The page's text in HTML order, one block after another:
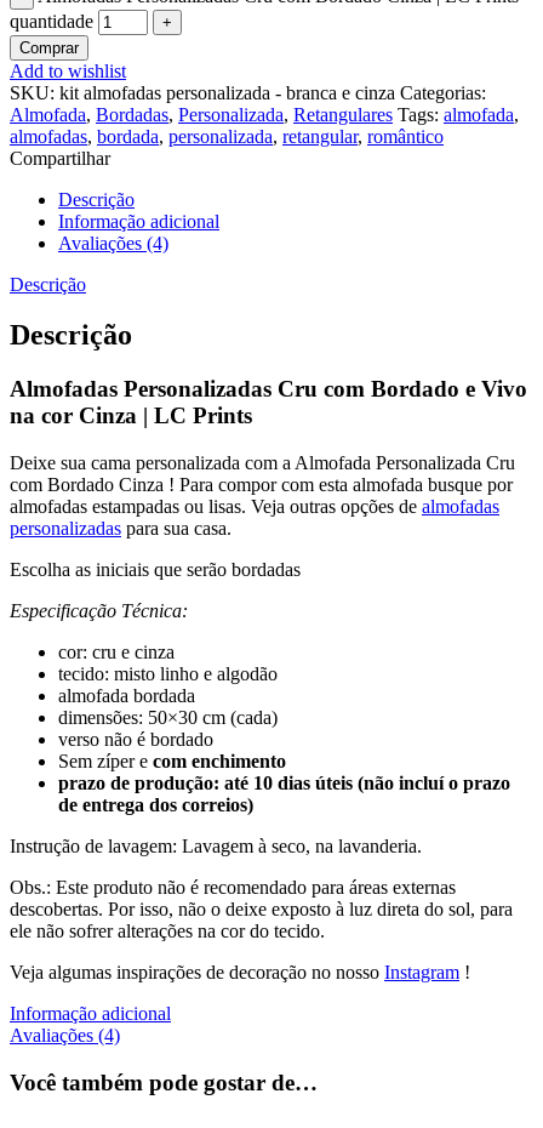
quantidade
Comprar
Add to wishlist
SKU: kit almofadas personalizada - branca e cinza Categorias:
Almofada, Bordadas, Personalizada, Retangulares Tags: almofada,
almofadas, bordada, personalizada, retangular, romântico
Compartilhar
Descrição
Informação adicional
Avaliações (4)
Descrição
Descrição
Almofadas Personalizadas Cru com Bordado e Vivo
na cor Cinza | LC Prints
Deixe sua cama personalizada com a Almofada Personalizada Cru
com Bordado Cinza ! Para compor com esta almofada busque por
almofadas estampadas ou lisas. Veja outras opções de almofadas
personalizadas para sua casa.
Escolha as iniciais que serão bordadas
Especificação Técnica:
cor: cru e cinza
tecido: misto linho e algodão
almofada bordada
dimensões: 50×30 cm (cada)
verso não é bordado
Sem zíper e com enchimento
prazo de produção: até 10 dias úteis (não incluí o prazo
de entrega dos correios)
Instrução de lavagem: Lavagem à seco, na lavanderia.
Obs.: Este produto não é recomendado para áreas externas
descobertas. Por isso, não o deixe exposto à luz direta do sol, para
ele não sofrer alterações na cor do tecido.
Veja algumas inspirações de decoração no nosso Instagram !
Informação adicional
Avaliações (4)
Você também pode gostar de…